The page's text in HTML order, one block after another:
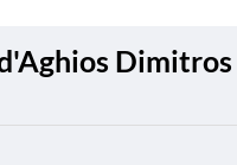
Dimitros